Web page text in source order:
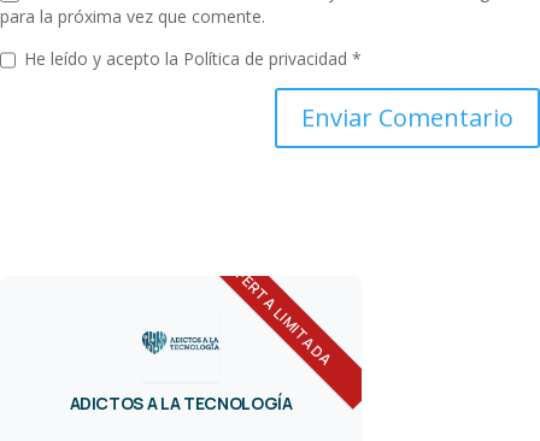
para la próxima vez que comente.
He leído y acepto la Política de privacidad *
OFERTA LIMITADA
ADICTOS A LA TECNOLOGÍA